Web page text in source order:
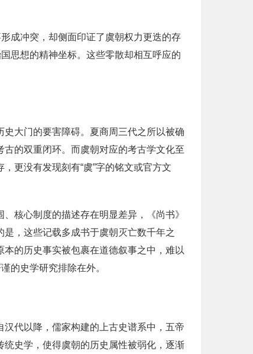
成冲突，却侧面印证了虞朝权力更迭的存
思想的精神坐标。这些零散却相互呼应的
大门的要害障碍。夏商周三代之所以被确
的双重闭环。而虞朝对应的考古学文化至
更没有发现刻有“虞”字的铭文或官方文
核心制度的描述存在明显差异，《尚书》
，这些记载多成书于虞朝灭亡数千年之
本的历史事实被包裹在道德叙事之中，难以
的史学研究排除在外。
代以降，儒家构建的上古史谱系中，五帝
史学，使得虞朝的历史属性被弱化，逐渐